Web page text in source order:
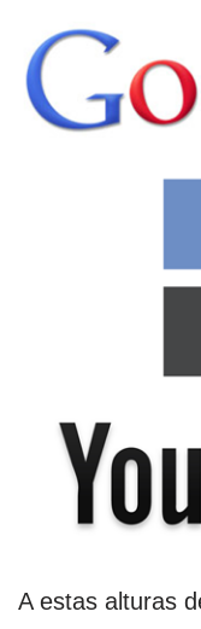
A estas alturas